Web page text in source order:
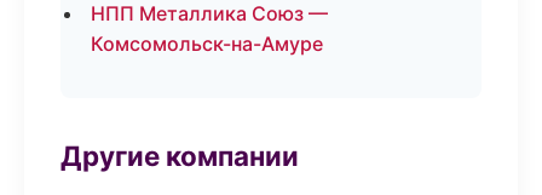
НПП Металлика Союз —
Комсомольск-на-Амуре
Другие компании